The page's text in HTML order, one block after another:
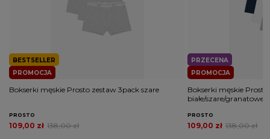
PROMOCJA
BESTSELLER
Bokserki męskie Prosto zestaw 3pack szare
PROSTO
138,00 zł
109,00 zł
PROMOCJA
PRZECENA
Bokserki męskie
białe/szare/granatowe
PROSTO
138,00 zł
109,00 zł